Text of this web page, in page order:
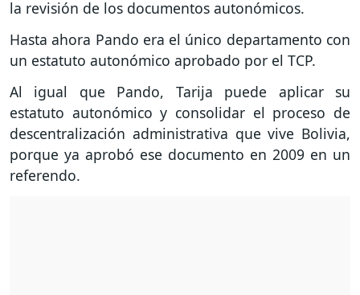
la revisión de los documentos autonómicos.
Hasta ahora Pando era el único departamento con
un estatuto autonómico aprobado por el TCP.
Al igual que Pando, Tarija puede aplicar su
estatuto autonómico y consolidar el proceso de
descentralización administrativa que vive Bolivia,
porque ya aprobó ese documento en 2009 en un
referendo.